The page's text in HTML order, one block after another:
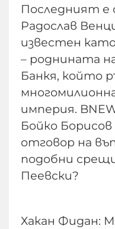
Последният е
Радослав
известен
– роднината
Банкя, който
империя.
Бойко Борисов
отговор на
подобни
Пеевски?
Хакан Фидан: